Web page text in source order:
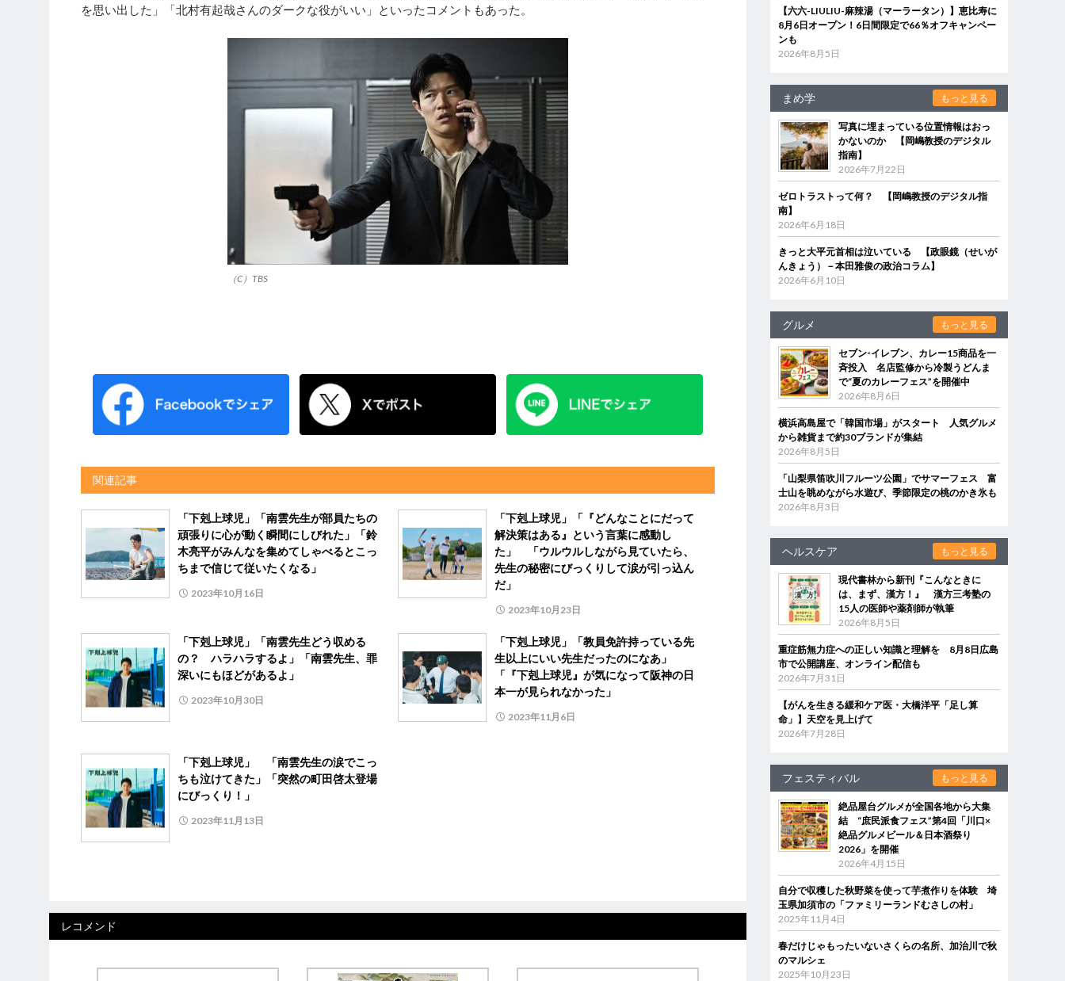
を思い出した」「北村有起哉さんのダークな役がいい」といったコメントもあった。
（C）TBS
関連記事
「下剋上球児」「南雲先生が部員たちの
頑張りに心が動く瞬間にしびれた」「鈴
木亮平がみんなを集めてしゃべるとこっ
ちまで信じて従いたくなる」
2023年10月16日
「下剋上球児」「『どんなことにだって
解決策はある』という言葉に感動し
た」 「ウルウルしながら見ていたら、
先生の秘密にびっくりして涙が引っ込ん
だ」
2023年10月23日
「下剋上球児」「南雲先生どう収める
の？ ハラハラするよ」「南雲先生、罪
深いにもほどがあるよ」
2023年10月30日
「下剋上球児」「教員免許持っている先
生以上にいい先生だったのになあ」
「『下剋上球児』が気になって阪神の日
本一が見られなかった」
2023年11月6日
「下剋上球児」 「南雲先生の涙でこっ
ちも泣けてきた」「突然の町田啓太登場
にびっくり！」
2023年11月13日
レコメンド
【六六-LIULIU-麻辣湯（マーラータン）】恵比寿に
8月6日オープン！6日間限定で66％オフキャンペー
ンも
2026年8月5日
まめ学 もっと見る
写真に埋まっている位置情報はおっ
かないのか 【岡嶋教授のデジタル
指南】
2026年7月22日
ゼロトラストって何？ 【岡嶋教授のデジタル指
南】
2026年6月18日
きっと大平元首相は泣いている 【政眼鏡（せいが
んきょう）－本田雅俊の政治コラム】
2026年6月10日
グルメ もっと見る
セブン‐イレブン、カレー15商品を一
斉投入 名店監修から冷製うどんま
で“夏のカレーフェス”を開催中
2026年8月6日
横浜高島屋で「韓国市場」がスタート 人気グルメ
から雑貨まで約30ブランドが集結
2026年8月5日
「山梨県笛吹川フルーツ公園」でサマーフェス 富
士山を眺めながら水遊び、季節限定の桃のかき氷も
2026年8月3日
ヘルスケア もっと見る
現代書林から新刊『こんなときに
は、まず、漢方！』 漢方三考塾の
15人の医師や薬剤師が執筆
2026年8月5日
重症筋無力症への正しい知識と理解を 8月8日広島
市で公開講座、オンライン配信も
2026年7月31日
【がんを生きる緩和ケア医・大橋洋平「足し算
命」】天空を見上げて
2026年7月28日
フェスティバル もっと見る
絶品屋台グルメが全国各地から大集
結 “庶民派食フェス”第4回「川口×
絶品グルメビール＆日本酒祭り
2026」を開催
2026年4月15日
自分で収穫した秋野菜を使って芋煮作りを体験 埼
玉県加須市の「ファミリーランドむさしの村」
2025年11月4日
春だけじゃもったいないさくらの名所、加治川で秋
のマルシェ
2025年10月23日